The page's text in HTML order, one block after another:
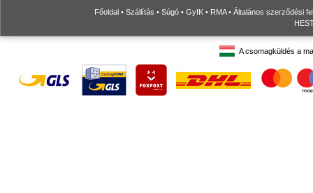
Főoldal • Szállítás • Súgó • GyIK • RMA• Általános szerződési
A csomagküldés a